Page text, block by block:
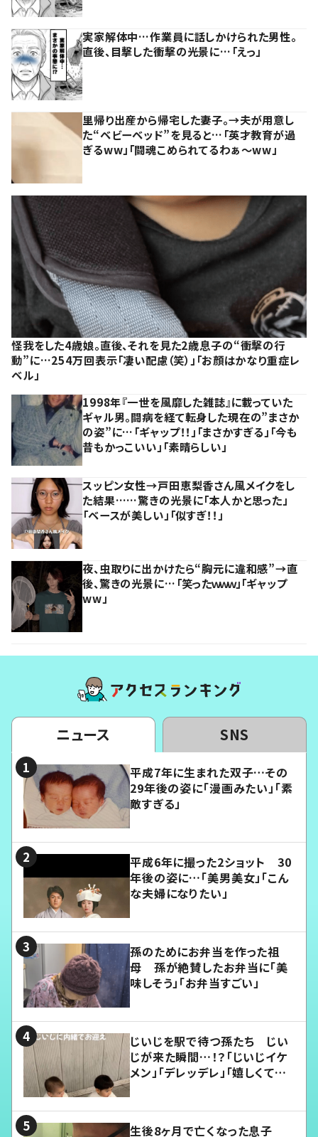
実家解体中…作業員に話しかけられた男性。
直後、目撃した衝撃の光景に…「えっ」
里帰り出産から帰宅した妻子。→夫が用意し
た“ベビーベッド”を見ると…「英才教育が過
ぎるww」「闘魂こめられてるわぁ～ww」
怪我をした4歳娘。直後、それを見た2歳息子の“衝撃の行
動”に…254万回表示「凄い配慮（笑）」「お顔はかなり重症レ
ベル」
1998年『一世を風靡した雑誌』に載っていた
ギャル男。闘病を経て転身した現在の”まさか
の姿”に…「ギャップ！！」「まさかすぎる」「今も
昔もかっこいい」「素晴らしい」
スッピン女性→戸田恵梨香さん風メイクをし
た結果……驚きの光景に「本人かと思った」
「ベースが美しい」「似すぎ！！」
夜、虫取りに出かけたら“胸元に違和感”→直
後、驚きの光景に…「笑ったｗｗｗ」「ギャップ
ww」
ニュース SNS
平成7年に生まれた双子…その
29年後の姿に「漫画みたい」「素
敵すぎる」
平成6年に撮った2ショット 30
年後の姿に…「美男美女」「こん
な夫婦になりたい」
孫のためにお弁当を作った祖
母 孫が絶賛したお弁当に「美
味しそう」「お弁当すごい」
じいじを駅で待つ孫たち じい
じが来た瞬間…！？「じいじイケ
メン」「デレッデレ」「嬉しくて可
生後8ヶ月で亡くなった息子